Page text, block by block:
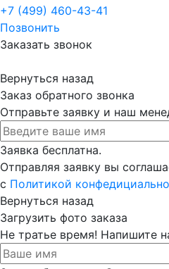
+7 (499) 460-43-41
Позвонить
Заказать звонок
Вернуться назад
Заказ обратного звонка
Отправьте заявку и наш
Заявка бесплатна.
Отправляя заявку вы
с Политикой
Вернуться назад
Загрузить фото заказа
Не тратье время! Напишите